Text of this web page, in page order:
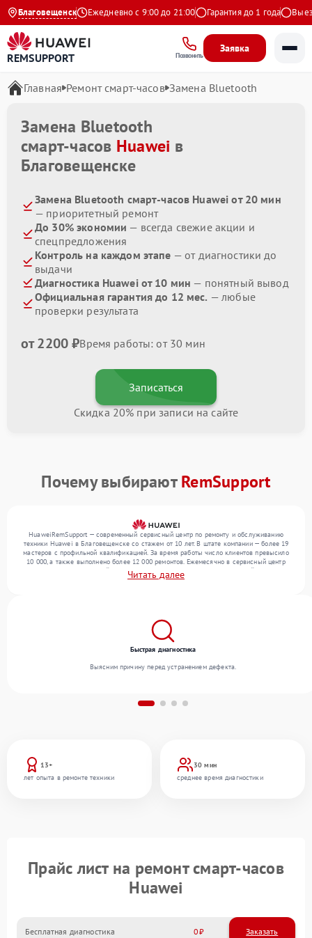
Благовещенск
4.9 на Яндекс Ежедневно с 9:00 до 21:00 Гарантия до 1 года Выезд
REMSUPPORT Позвонить
Заявка
Главная Ремонт смарт-часов Замена Bluetooth
Замена Bluetooth
смарт-часов Huawei в
Благовещенске
Замена Bluetooth смарт-часов Huawei от 20 мин
— приоритетный ремонт
До 30% экономии — всегда свежие акции и
спецпредложения
Контроль на каждом этапе — от диагностики до
выдачи
Диагностика Huawei от 10 мин — понятный вывод
Официальная гарантия до 12 мес. — любые
проверки результата
от 2200 ₽Время работы: от 30 мин
Записаться
Скидка 20% при записи на сайте
Почему выбираютRemSupport
HuaweiRemSupport — современный сервисный центр по ремонту и обслуживанию
техники Huawei в Благовещенске со стажем от 10 лет. В штате компании — более 19
мастеров с профильной квалификацией. За время работы число клиентов превысило
10 000, а также выполнено более 12 000 ремонтов. Ежемесячно в сервисный центр
поступает более 300 устройств, включая , , . Мы устраняем поломки любой сложности
и обеспечиваем надежный результат благодаря опыту команды.
Читать далее
13+
лет опыта в ремонте техники
30 мин
среднее время диагностики
Быстрая диагностика
Выясним причину перед устранением дефекта.
Прайс лист на ремонт смарт-часов
Huawei
Бесплатная диагностика 0 Заказать